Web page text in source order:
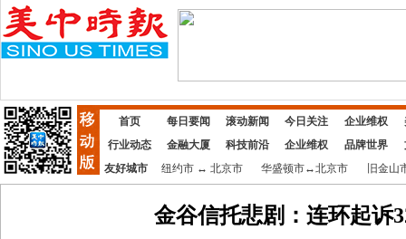
首页 每日要闻 滚动新闻 今日关注 企业维权
行业动态
金融大厦 科技前沿 企业维权 品牌世界
友好城市
纽约市↔ 北京市 华盛顿市↔北京市 旧金山
金谷信托悲剧：连环起诉